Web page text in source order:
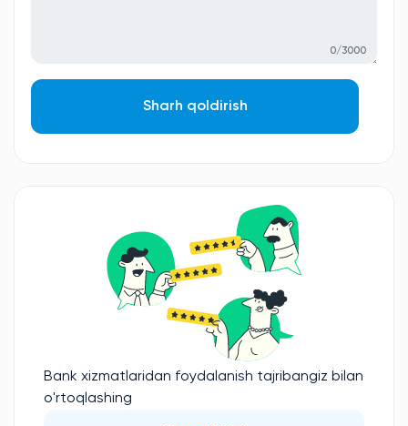
0/3000
Sharh qoldirish
Bank xizmatlaridan foydalanish tajribangiz bilan
o'rtoqlashing